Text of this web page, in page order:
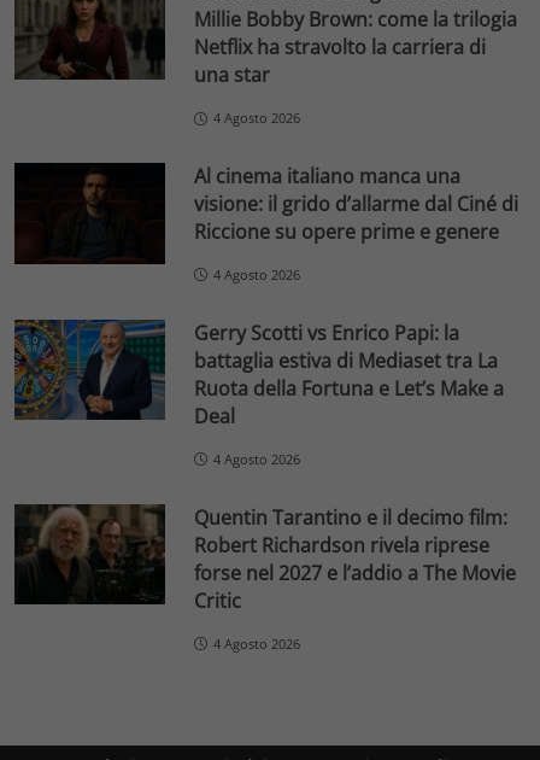
Millie Bobby Brown: come la trilogia
Netflix ha stravolto la carriera di
una star
4 Agosto 2026
Al cinema italiano manca una
visione: il grido d’allarme dal Ciné di
Riccione su opere prime e genere
4 Agosto 2026
Gerry Scotti vs Enrico Papi: la
battaglia estiva di Mediaset tra La
Ruota della Fortuna e Let’s Make a
Deal
4 Agosto 2026
Quentin Tarantino e il decimo film:
Robert Richardson rivela riprese
forse nel 2027 e l’addio a The Movie
Critic
4 Agosto 2026